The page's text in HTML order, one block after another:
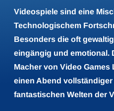
Videospiele sind eine
Technologischem
Besonders die oft
eingängig und emotional.
Macher von Video
einen Abend
fantastischen Welten der